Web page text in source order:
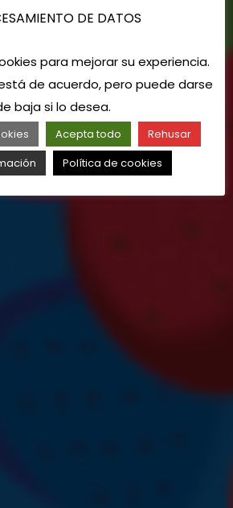
DE DATOS
para mejorar su experiencia.
de acuerdo, pero puede darse
baja si lo desea.
Acepta todo
Rehusar
Política de cookies